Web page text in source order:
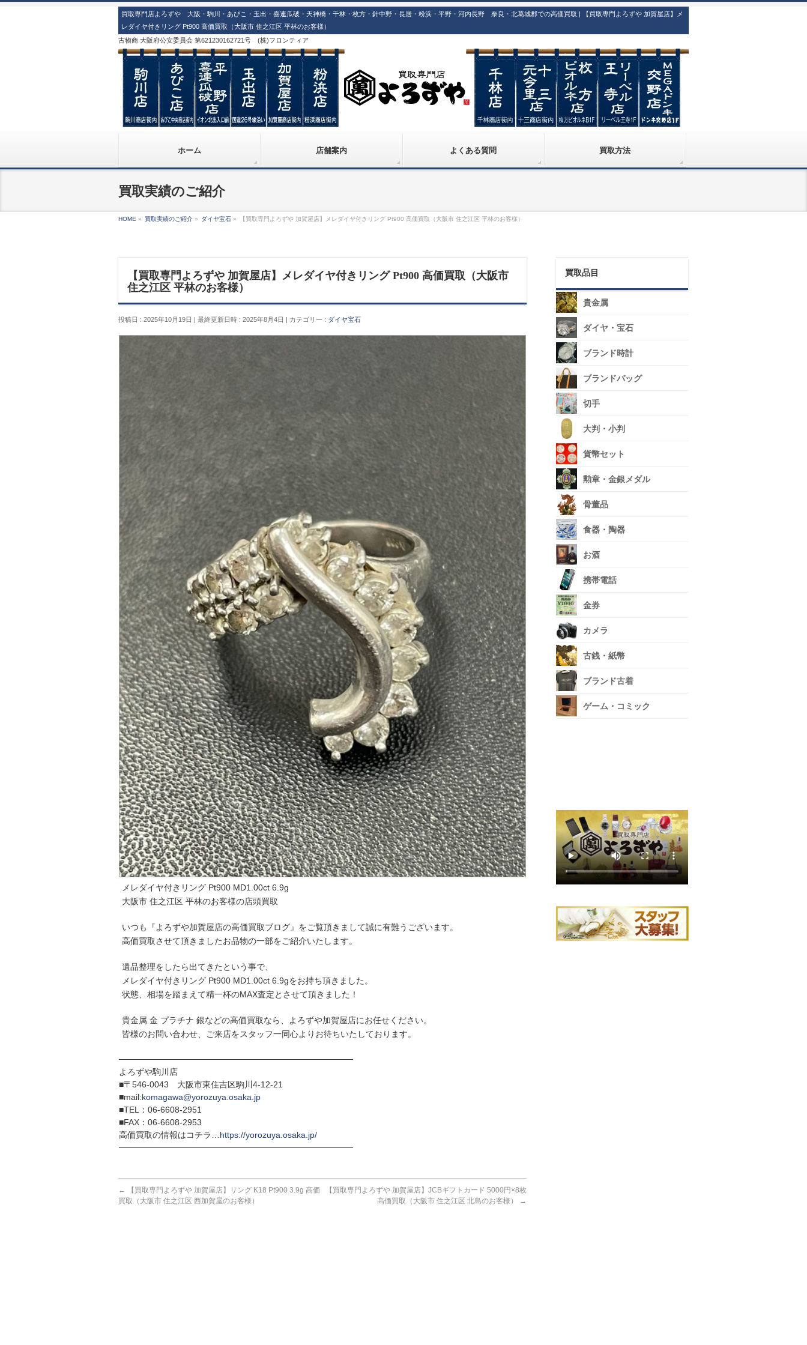
買取専門店よろずや 大阪・駒川・あびこ・玉出・喜連瓜破・天神橋・千林・枚方・針中野・長居・粉浜・平野・河内長野 奈良・北葛城郡での高価買取 | 【買取専門よろずや 加賀屋店】メ
レダイヤ付きリング Pt900 高価買取（大阪市 住之江区 平林のお客様）
古物商 大阪府公安委員会 第621230162721号 (株)フロンティア
ホーム 店舗案内 よくある質問 買取方法
買取実績のご紹介
HOME » 買取実績のご紹介 » ダイヤ宝石 » 【買取専門よろずや 加賀屋店】メレダイヤ付きリング Pt900 高価買取（大阪市 住之江区 平林のお客様）
【買取専門よろずや 加賀屋店】メレダイヤ付きリング Pt900 高価買取（大阪市
住之江区 平林のお客様）
投稿日 : 2025年10月19日 最終更新日時 : 2025年8月4日 カテゴリー : ダイヤ宝石
メレダイヤ付きリング Pt900 MD1.00ct 6.9g
大阪市 住之江区 平林のお客様の店頭買取
いつも『よろずや加賀屋店の高価買取ブログ』をご覧頂きまして誠に有難うございます。
高価買取させて頂きましたお品物の一部をご紹介いたします。
遺品整理をしたら出てきたという事で、
メレダイヤ付きリング Pt900 MD1.00ct 6.9gをお持ち頂きました。
状態、相場を踏まえて精一杯のMAX査定とさせて頂きました！
貴金属 金 プラチナ 銀などの高価買取なら、よろずや加賀屋店にお任せください。
皆様のお問い合わせ、ご来店をスタッフ一同心よりお待ちいたしております。
───────────────────────────────────────
よろずや駒川店
■〒546-0043 大阪市東住吉区駒川4-12-21
■mail:komagawa@yorozuya.osaka.jp
■TEL：06-6608-2951
■FAX：06-6608-2953
高価買取の情報はコチラ…https://yorozuya.osaka.jp/
───────────────────────────────────────
←
【買取専門よろずや 加賀屋店】リング K18 Pt900 3.9g 高価
買取（大阪市 住之江区 西加賀屋のお客様）
【買取専門よろずや 加賀屋店】JCBギフトカード 5000円×8枚
高価買取（大阪市 住之江区 北島のお客様）
→
買取品目
貴金属
ダイヤ・宝石
ブランド時計
ブランドバッグ
切手
大判・小判
貨幣セット
勲章・金銀メダル
骨董品
食器・陶器
お酒
携帯電話
金券
カメラ
古銭・紙幣
ブランド古着
ゲーム・コミック